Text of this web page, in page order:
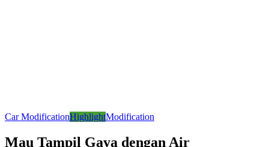
Car ModificationHighlightModification
Mau Tampil Gaya dengan Air